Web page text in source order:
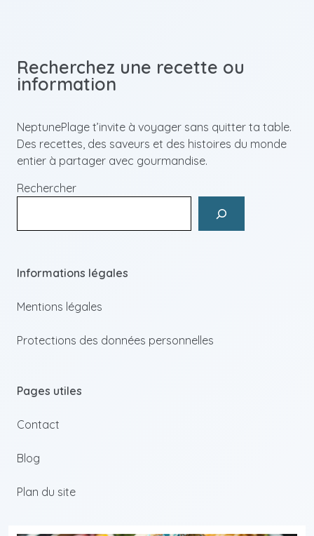
Recherchez une recette ou
information
NeptunePlage t’invite à voyager sans quitter ta table.
Des recettes, des saveurs et des histoires du monde
entier à partager avec gourmandise.
Rechercher
Informations légales
Mentions légales
Protections des données personnelles
Pages utiles
Contact
Blog
Plan du site